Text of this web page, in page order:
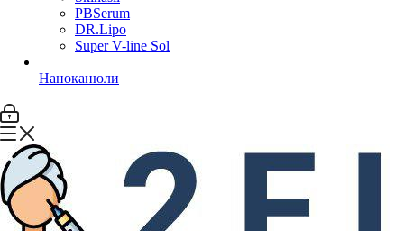
PBSerum
DR.Lipo
Super V-line Sol
Наноканюли